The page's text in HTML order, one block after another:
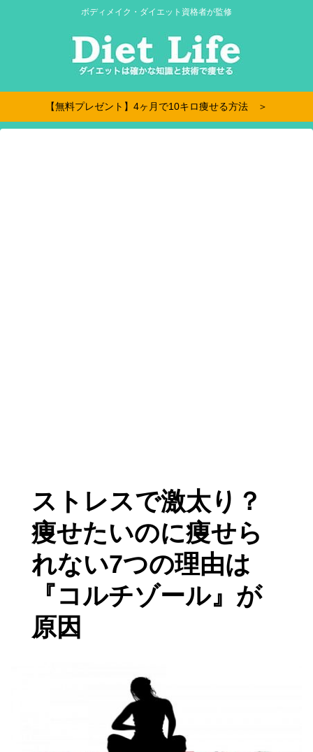
ボディメイク・ダイエット資格者が監修
【無料プレゼント】4ヶ月で10キロ痩せる方法 ＞
ストレスで激太り？
痩せたいのに痩せら
れない7つの理由は
『コルチゾール』が
原因